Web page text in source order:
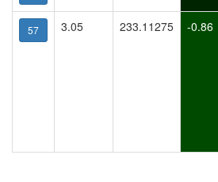
57 3.05 233.11275 -0.86